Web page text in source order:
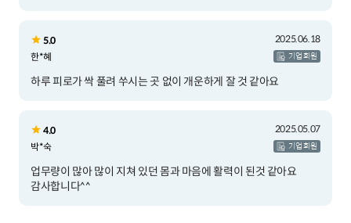
5.0
2025.06.18
한*혜
기업 회원
하루 피로가 싹 풀려 쑤시는 곳 없이 개운하게 잘 것 같아요
4.0
2025.05.07
박*숙
기업 회원
업무량이 많아 많이 지쳐 있던 몸과 마음에 활력이 된것 같아요
감사합니다^^